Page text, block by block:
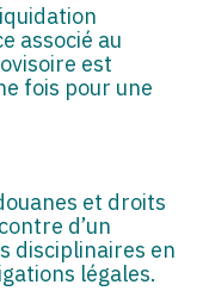
associé au
est
fois pour une
et droits
d’un
disciplinaires en
légales.